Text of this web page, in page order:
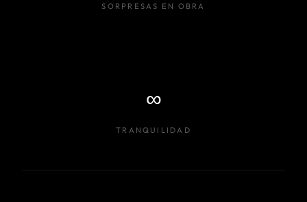
SORPRESAS EN OBRA
∞
TRANQUILIDAD